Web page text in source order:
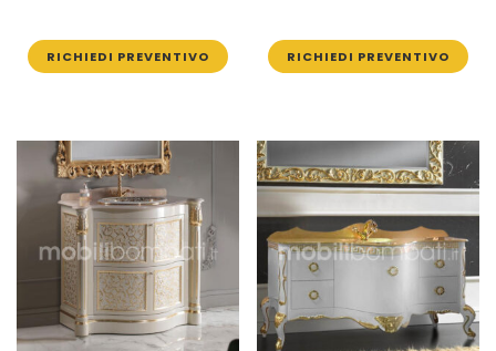
RICHIEDI PREVENTIVO RICHIEDI PREVENTIVO